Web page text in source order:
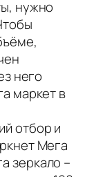
нужно
него
маркет в
отбор и
Мега
зеркало –